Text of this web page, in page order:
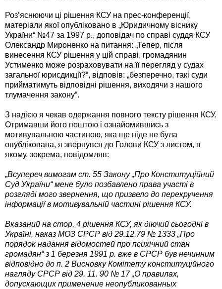
Роз’яснюючи ці рішення КСУ на прес-конференції,
матеріали якої опубліковано в „Юридичному віснику
України“ №47 за 1997 р., доповідач по справі суддя КСУ
Олександр Мироненко на питання: „Тепер, після
винесення КСУ рішення у цій справі, громадянин
Устименко може розраховувати на її перегляд у судах
загальної юрисдикції?“, відповів: „безперечно, такі суди
прийматимуть відповідні рішення, виходячи з нашого
тлумачення закону“.
З надією я чекав одержання повного тексту рішення КСУ.
Отримавши його поштою і ознайомившись з
мотивувальною частиною, яка ще ніде не була
опублікована, я звернувся до Голови КСУ з листом, в
якому, зокрема, повідомляв:
„Всупереч вимогам ст. 55 Закону „Про Конституційний
Суд України“ мене було позбавлено права участі в
розгляді мого звернення, що призвело до перекручення
інформації в мотивувальній частині рішення КСУ.
Вказаний на стор. 4 рішення КСУ, як діючий сьогодні в
Україні, наказ МОЗ СРСР від 29.12.79 № 1333 „Про
порядок надання відомостей про психічний стан
громадян“ з 1 березня 1991 р. вже в СРСР був нечинним
відповідно до п. 2 Висновку Комітету конституційного
нагляду СРСР від 29. 11. 90 № 17 „О правилах,
допускающих применение неопубликованных